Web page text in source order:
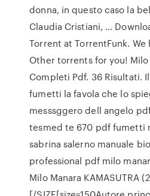
donna, in questo caso la
Claudia Cristiani, …
Torrent at TorrentFunk. We
Other torrents for you! Milo
Completi Pdf. 36 Risultati.
fumetti la favola che lo
messsggero dell angelo
tesmed te 670 pdf fumetti
sabrina salerno manuale
professional pdf milo
Milo Manara KAMASUTRA